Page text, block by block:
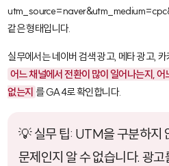
같은 형태입니다.
실무에서는 네이버 검색 광고, 메타 광고,
어느 채널에서 전환이 많이 일어나는지,
없는지 를GA4로 확인합니다.
💡 실무 팁: UTM을 구분하지
문제인지 알 수 없습니다. 광